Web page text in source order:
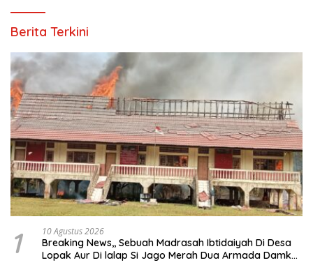
Berita Terkini
1 10 Agustus 2026
Breaking News,, Sebuah Madrasah Ibtidaiyah Di Desa
Lopak Aur Di lalap Si Jago Merah Dua Armada Damkar